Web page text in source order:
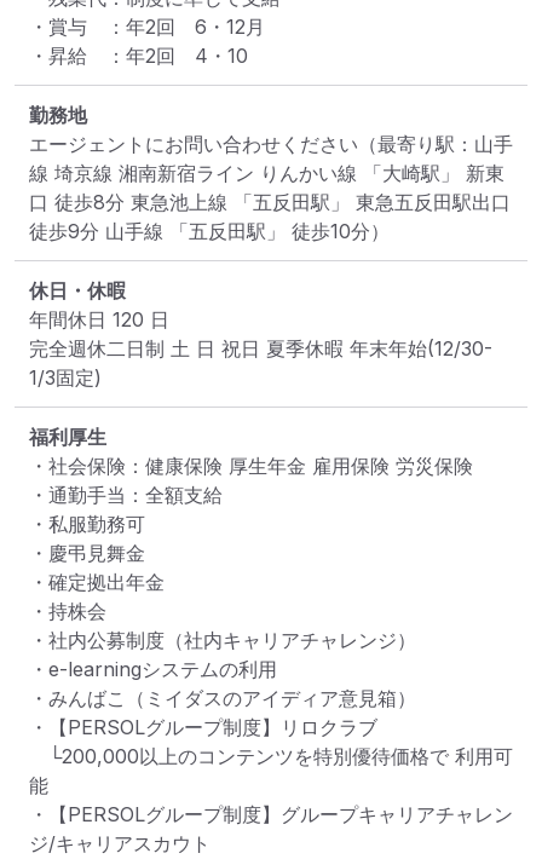
・賞与　：年2回　6・12月
・昇給　：年2回　4・10
勤務地
エージェントにお問い合わせください （最寄り駅：山手
線 埼京線 湘南新宿ライン りんかい線 「大崎駅」 新東
口 徒歩8分 東急池上線 「五反田駅」 東急五反田駅出口
徒歩9分 山手線 「五反田駅」 徒歩10分）
休日・休暇
年間休日 120 日
完全週休二日制 土 日 祝日 夏季休暇 年末年始(12/30-
1/3固定)
福利厚生
・社会保険：健康保険 厚生年金 雇用保険 労災保険
・通勤手当：全額支給
・私服勤務可
・慶弔見舞金
・確定拠出年金
・持株会
・社内公募制度（社内キャリアチャレンジ）
・e-learningシステムの利用
・みんばこ（ミイダスのアイディア意見箱）
・【PERSOLグループ制度】リロクラブ
└200,000以上のコンテンツを特別優待価格で 利用可
能
・【PERSOLグループ制度】グループキャリアチャレン
ジ/キャリアスカウト